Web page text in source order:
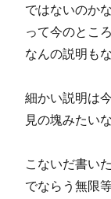
ではないのか
って今のとこ
なんの説明も
細かい説明は
見の塊みたい
こないだ書い
でならう無限